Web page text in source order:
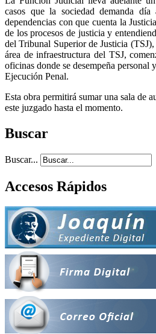
casos que la sociedad demanda
dependencias con que cuenta la
de los procesos de justicia y
del Tribunal Superior de Justicia
área de infraestructura del TSJ,
oficinas donde se desempeña personal
Ejecución Penal.
Esta obra permitirá sumar una sala de
este juzgado hasta el momento.
Buscar
Buscar...
Accesos Rápidos